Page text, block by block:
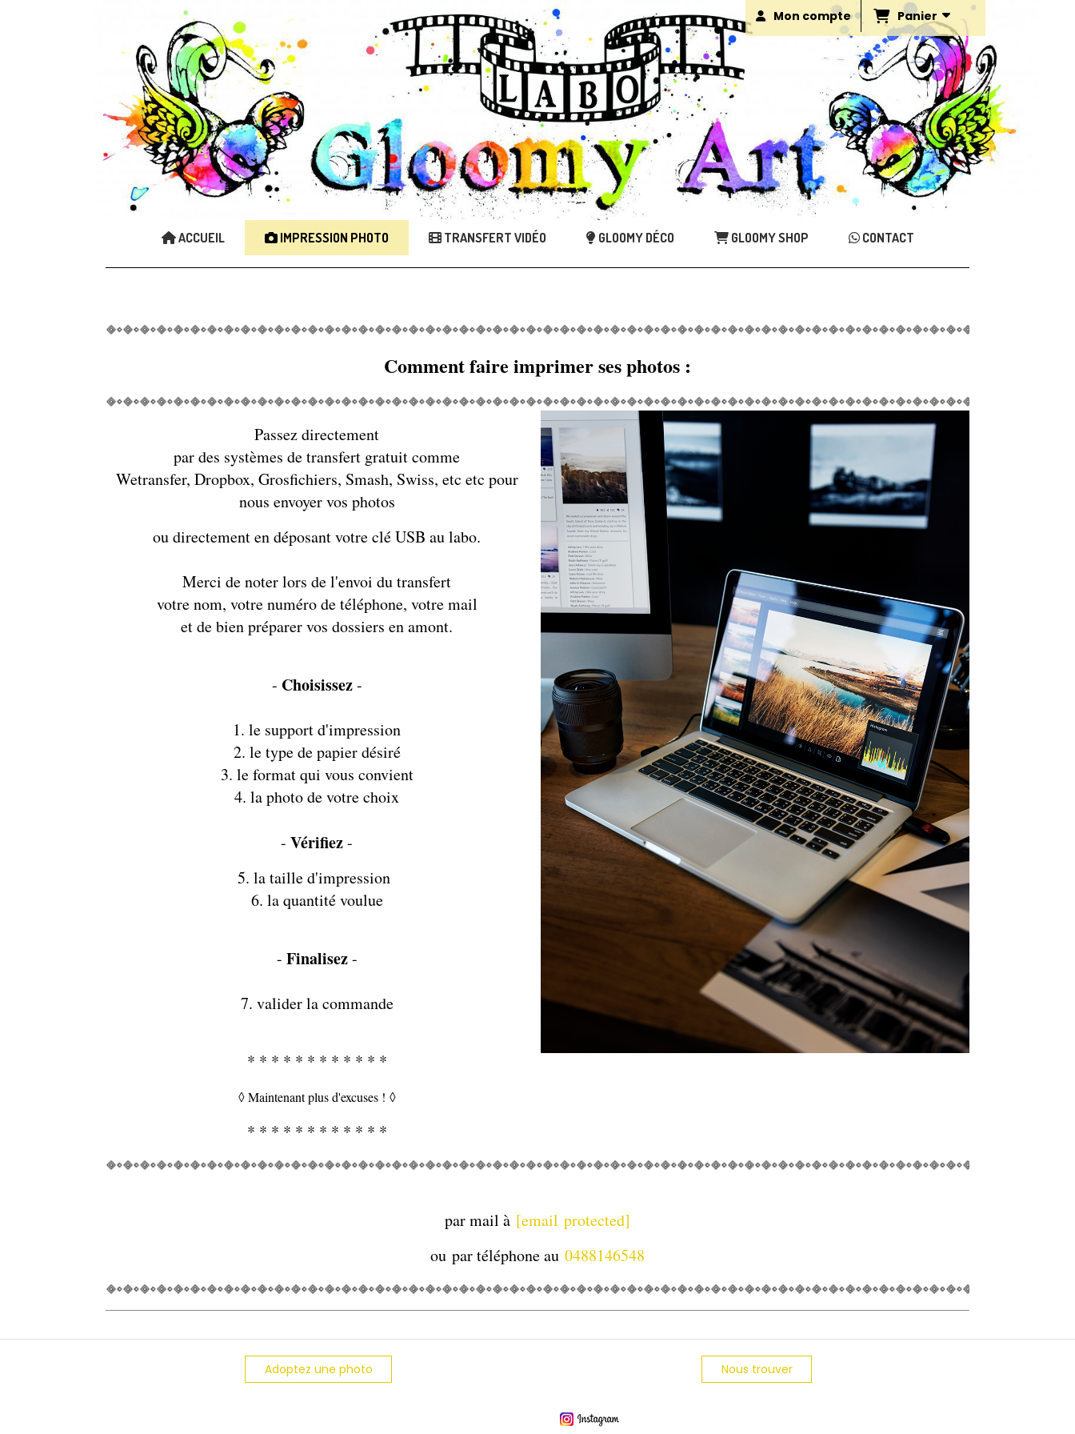
Mon compte Panier
ACCUEIL IMPRESSION PHOTO TRANSFERT VIDÉO GLOOMY DÉCO GLOOMY SHOP CONTACT
Comment faire imprimer ses photos :
Passez directement
par des systèmes de transfert gratuit comme
Wetransfer, Dropbox, Grosfichiers, Smash, Swiss, etc etc pour
nous envoyer vos photos
ou directement en déposant votre clé USB au labo.
Merci de noter lors de l'envoi du transfert
votre nom, votre numéro de téléphone, votre mail
et de bien préparer vos dossiers en amont.
- Choisissez-
1. le support d'impression
2. le type de papier désiré
3. le format qui vous convient
4. la photo de votre choix
-Vérifiez-
5. la taille d'impression
6. la quantité voulue
- Finalisez-
7. valider la commande
* * * * * * * * * * * *
◊ Maintenant plus d'excuses ! ◊
* * * * * * * * * * * *
par mail à [email protected]
ou par téléphone au 0488146548
Adoptez une photo Nous trouver